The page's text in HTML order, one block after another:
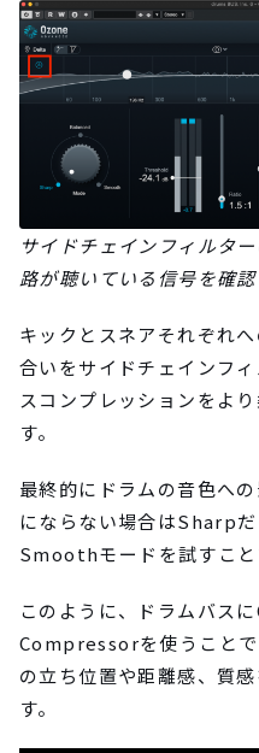
サイドチェインフィルタ
路が聴いている信号を確
キックとスネアそれぞれ
合いをサイドチェインフ
スコンプレッションをよ
す。
最終的にドラムの音色へ
にならない場合はSharp
Smoothモードを試すこと
このように、ドラムバス
Compressorを使うことで
の立ち位置や距離感、質
す。